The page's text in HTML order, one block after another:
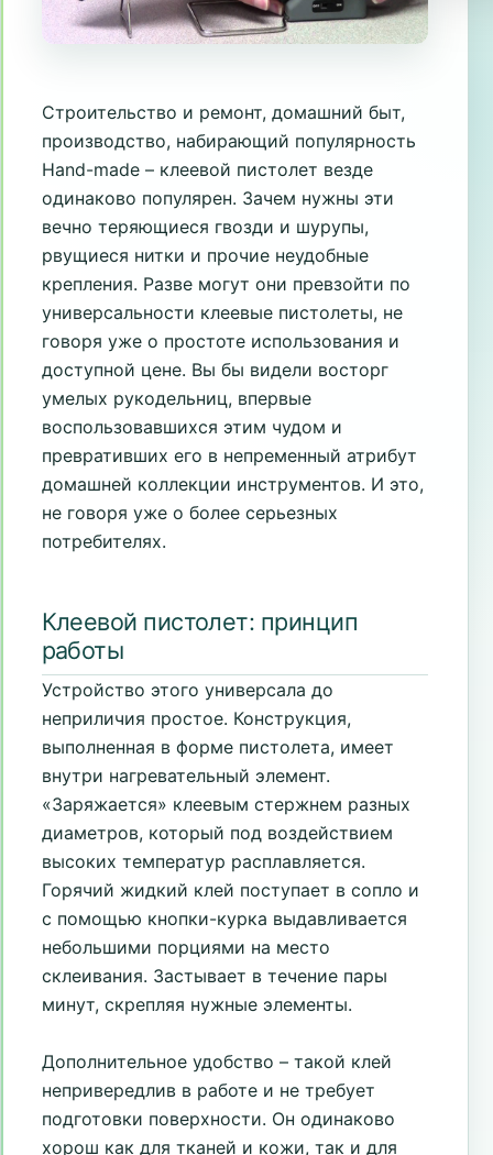
Строительство и ремонт, домашний быт,
производство, набирающий популярность
Hand-made – клеевой пистолет везде
одинаково популярен. Зачем нужны эти
вечно теряющиеся гвозди и шурупы,
рвущиеся нитки и прочие неудобные
крепления. Разве могут они превзойти по
универсальности клеевые пистолеты, не
говоря уже о простоте использования и
доступной цене. Вы бы видели восторг
умелых рукодельниц, впервые
воспользовавшихся этим чудом и
превративших его в непременный атрибут
домашней коллекции инструментов. И это,
не говоря уже о более серьезных
потребителях.
Клеевой пистолет: принцип
работы
Устройство этого универсала до
неприличия простое. Конструкция,
выполненная в форме пистолета, имеет
внутри нагревательный элемент.
«Заряжается» клеевым стержнем разных
диаметров, который под воздействием
высоких температур расплавляется.
Горячий жидкий клей поступает в сопло и
с помощью кнопки-курка выдавливается
небольшими порциями на место
склеивания. Застывает в течение пары
минут, скрепляя нужные элементы.
Дополнительное удобство – такой клей
непривередлив в работе и не требует
подготовки поверхности. Он одинаково
хорош как для тканей и кожи, так и для